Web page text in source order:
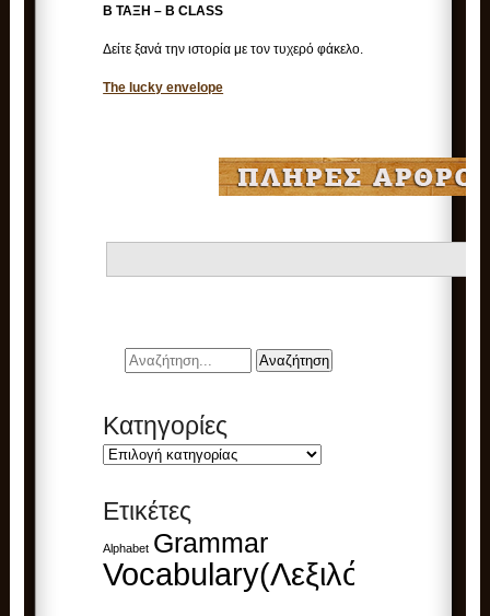
Β ΤΑΞΗ – B CLASS
Δείτε ξανά την ιστορία με τον τυχερό φάκελο.
The lucky envelope
Kατηγορίες
Kατηγορίες
Ετικέτες
Alphabet Grammar
Vocabulary(Λεξιλόγιο)